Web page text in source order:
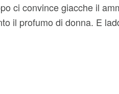
ci convince giacche il
il profumo di donna. E